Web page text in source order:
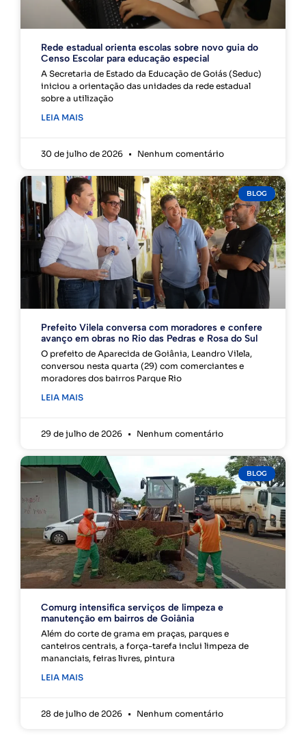
Rede estadual orienta escolas sobre novo guia do
Censo Escolar para educação especial
A Secretaria de Estado da Educação de Goiás (Seduc)
iniciou a orientação das unidades da rede estadual
sobre a utilização
LEIA MAIS
30 de julho de 2026 Nenhum comentário
BLOG
Prefeito Vilela conversa com moradores e confere
avanço em obras no Rio das Pedras e Rosa do Sul
O prefeito de Aparecida de Goiânia, Leandro Vilela,
conversou nesta quarta (29) com comerciantes e
moradores dos bairros Parque Rio
LEIA MAIS
29 de julho de 2026 Nenhum comentário
BLOG
Comurg intensifica serviços de limpeza e
manutenção em bairros de Goiânia
Além do corte de grama em praças, parques e
canteiros centrais, a força-tarefa inclui limpeza de
mananciais, feiras livres, pintura
LEIA MAIS
28 de julho de 2026 Nenhum comentário